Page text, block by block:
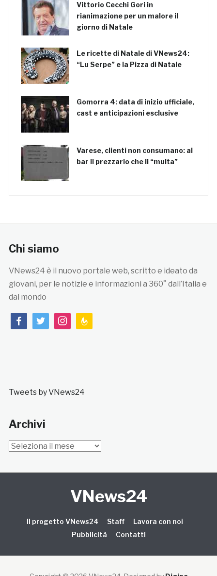
Vittorio Cecchi Gori in
rianimazione per un malore il
giorno di Natale
Le ricette di Natale di VNews24:
“Lu Serpe” e la Pizza di Natale
Gomorra 4: data di inizio ufficiale,
cast e anticipazioni esclusive
Varese, clienti non consumano: al
bar il prezzario che li “multa”
Chi siamo
VNews24 è il nuovo portale web, scritto e ideato da
giovani, per le notizie e informazioni a 360° dall’Italia e
dal mondo
facebooktwitterinstagramfeedburner
Tweets by VNews24
Archivi
Archivi
VNews24
Il progetto VNews24 Staff
Lavora con noi
Pubblicità
Contatti